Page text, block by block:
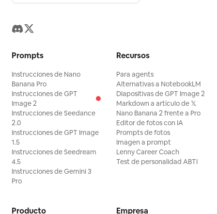
Prompts
Instrucciones de Nano
Banana Pro
Instrucciones de GPT
Image 2
Instrucciones de Seedance
2.0
Instrucciones de GPT Image
1.5
Instrucciones de Seedream
4.5
Instrucciones de Gemini 3
Pro
Recursos
Para agents
Alternativas a NotebookLM
Diapositivas de GPT Image 2
Markdown a artículo de 𝕏
Nano Banana 2 frente a Pro
Editor de fotos con IA
Prompts de fotos
Imagen a prompt
Lenny Career Coach
Test de personalidad ABTI
Producto Empresa